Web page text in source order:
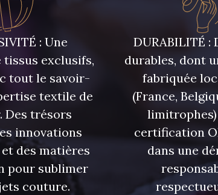
: Une
tissus exclusifs,
tout le savoir-
textile de
Des trésors
innovations
des matières
pour sublimer
couture.
DURABILITÉ :
durables, dont
fabriquée
(France,
limitrophes)
certification
dans une